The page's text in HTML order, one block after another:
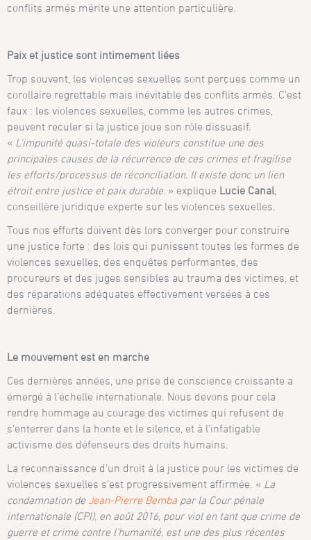
conflits armés mérite une attention particulière.
Paix et justice sont intimement liées
Trop souvent, les violences sexuelles sont perçues comme un
corollaire regrettable mais inévitable des conflits armés. C’est
faux : les violences sexuelles, comme les autres crimes,
peuvent reculer si la justice joue son rôle dissuasif.
« L’impunité quasi-totale des violeurs constitue une des
principales causes de la récurrence de ces crimes et fragilise
les efforts/processus de réconciliation. Il existe donc un lien
étroit entre justice et paix durable. » explique Lucie Canal
conseillère juridique experte sur les violences sexuelles.
Tous nos efforts doivent dès lors converger pour construire
une justice forte : des lois qui punissent toutes les formes de
violences sexuelles, des enquêtes performantes, des
procureurs et des juges sensibles au trauma des victimes, et
des réparations adéquates effectivement versées à ces
dernières.
Le mouvement est en marche
Ces dernières années, une prise de conscience croissante a
émergé à l’échelle internationale. Nous devons pour cela
rendre hommage au courage des victimes qui refusent de
s’enterrer dans la honte et le silence, et à l’infatigable
activisme des défenseurs des droits humains.
La reconnaissance d’un droit à la justice pour les victimes de
violences sexuelles s’est progressivement affirmée. « La
condamnation de Jean-Pierre Bemba par la Cour pénale
internationale (CPI), en août 2016, pour viol en tant que crime de
guerre et crime contre l’humanité, est une des plus récentes